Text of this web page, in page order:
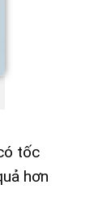
tốc
hơn